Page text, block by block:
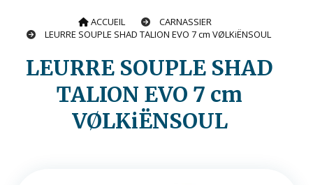
ACCUEIL
CARNASSIER
LEURRE SOUPLE SHAD TALION EVO 7 cm VØLKiËNSOUL
LEURRE SOUPLE SHAD
TALION EVO 7 cm
VØLKiËNSOUL